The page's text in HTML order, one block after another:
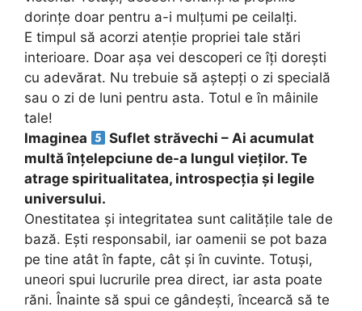
dorințe doar pentru a-i mulțumi pe ceilalți.
E timpul să acorzi atenție propriei tale stări
interioare. Doar așa vei descoperi ce îți dorești
cu adevărat. Nu trebuie să aștepți o zi specială
sau o zi de luni pentru asta. Totul e în mâinile
tale!
Imaginea
Suflet străvechi – Ai acumulat
multă înțelepciune de-a lungul vieților. Te
atrage spiritualitatea, introspecția și legile
universului.
Onestitatea și integritatea sunt calitățile tale de
bază. Ești responsabil, iar oamenii se pot baza
pe tine atât în fapte, cât și în cuvinte. Totuși,
uneori spui lucrurile prea direct, iar asta poate
răni. Înainte să spui ce gândești, încearcă să te